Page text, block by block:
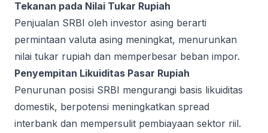
Tekanan pada Nilai Tukar Rupiah
Penjualan SRBI oleh investor asing berarti
permintaan valuta asing meningkat, menurunkan
nilai tukar rupiah dan memperbesar beban impor.
Penyempitan Likuiditas Pasar Rupiah
Penurunan posisi SRBI mengurangi basis likuiditas
domestik, berpotensi meningkatkan spread
interbank dan mempersulit pembiayaan sektor riil.